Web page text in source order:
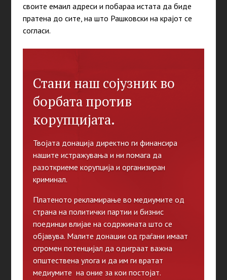
своите емаил адреси и побараа истата да биде
пратена до сите, на што Рашковски на крајот се
согласи.
Стани наш сојузник во
борбата против
корупцијата.
Твојата донација директно ги финансира
нашите истражувања и ни помага да
разоткриеме корупција и организиран
криминал.
Платеното рекламирање во медиумите од
страна на политички партии и бизнис
поединци влијае на содржината што се
објавува. Малите донации од граѓани имаат
огромен потенцијал да одиграат важна
општествена улога и да им ги вратат
медиумите на оние за кои постојат.